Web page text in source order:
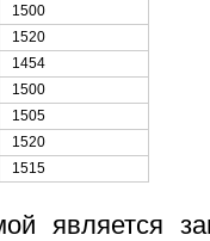
1500
1520
1454
1500
1505
1520
1515
является